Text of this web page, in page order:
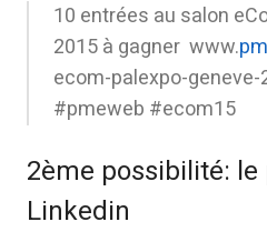
10 entrées au salon
2015 à gagner www.
ecom-palexpo-
#pmeweb #ecom15
2ème possibilité:
Linkedin